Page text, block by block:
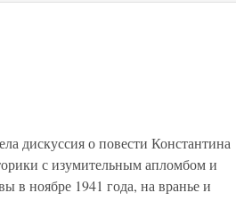
дискуссия о повести Константина
с изумительным апломбом и
в ноябре 1941 года, на вранье и